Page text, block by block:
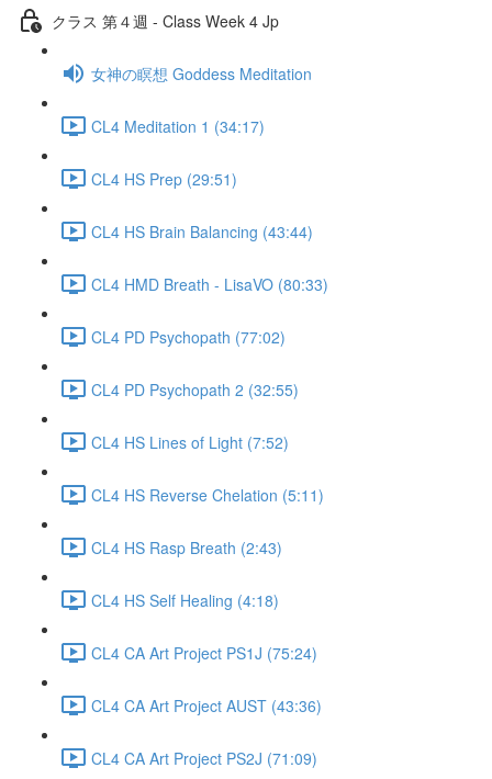
クラス 第４週 - Class Week 4 Jp
女神の瞑想 Goddess Meditation
CL4 Meditation 1 (34:17)
CL4 HS Prep (29:51)
CL4 HS Brain Balancing (43:44)
CL4 HMD Breath - LisaVO (80:33)
CL4 PD Psychopath (77:02)
CL4 PD Psychopath 2 (32:55)
CL4 HS Lines of Light (7:52)
CL4 HS Reverse Chelation (5:11)
CL4 HS Rasp Breath (2:43)
CL4 HS Self Healing (4:18)
CL4 CA Art Project PS1J (75:24)
CL4 CA Art Project AUST (43:36)
CL4 CA Art Project PS2J (71:09)